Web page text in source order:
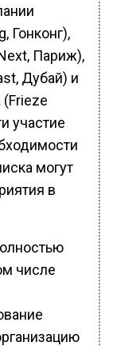
Гонконг),
Париж),
Дубай) и
участие
могут
в
числе